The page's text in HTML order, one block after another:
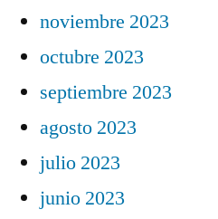
noviembre 2023
octubre 2023
septiembre 2023
agosto 2023
julio 2023
junio 2023